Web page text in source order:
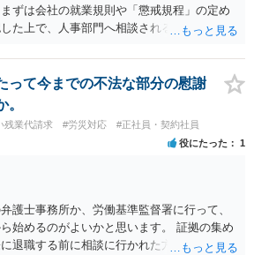
ずは会社の就業規則や「懲戒規程」の定め
た上で、人事部門へ相談されることが最優
象には十分なり得ます。 名誉や評価の回復
下の不正行為による情報漏洩」と正式に認
の適切なフォローや周知を求めるのが有効
ったことを社内で周知される手続があるの
がら回復はできるかもしれません。 さらに
てプライバシー侵害等に基づく損害賠償
肢がありえます（ただし、金額は多額にな
）。
って今までの不法な部分の慰謝
残業代請求 #労災対応 #正社員・契約社員
役にたった 1
護士事務所か、労働基準監督署に行って、
始めるのがよいかと思います。 証拠の集め
退職する前に相談に行かれた方がよいかと